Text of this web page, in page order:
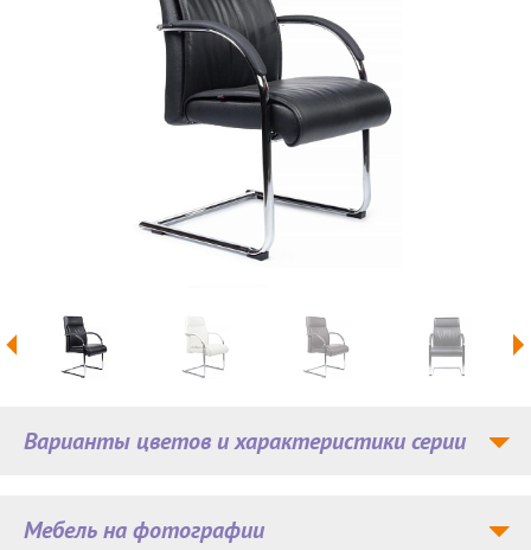
Мебель на фотографии
Варианты цветов и характеристики серии